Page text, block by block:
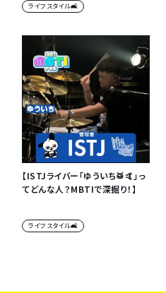
ライフスタイル🛋
【ISTJライバー「ゆういち🥁🤙」っ
てどんな人？MBTIで深掘り！】
ライフスタイル🛋